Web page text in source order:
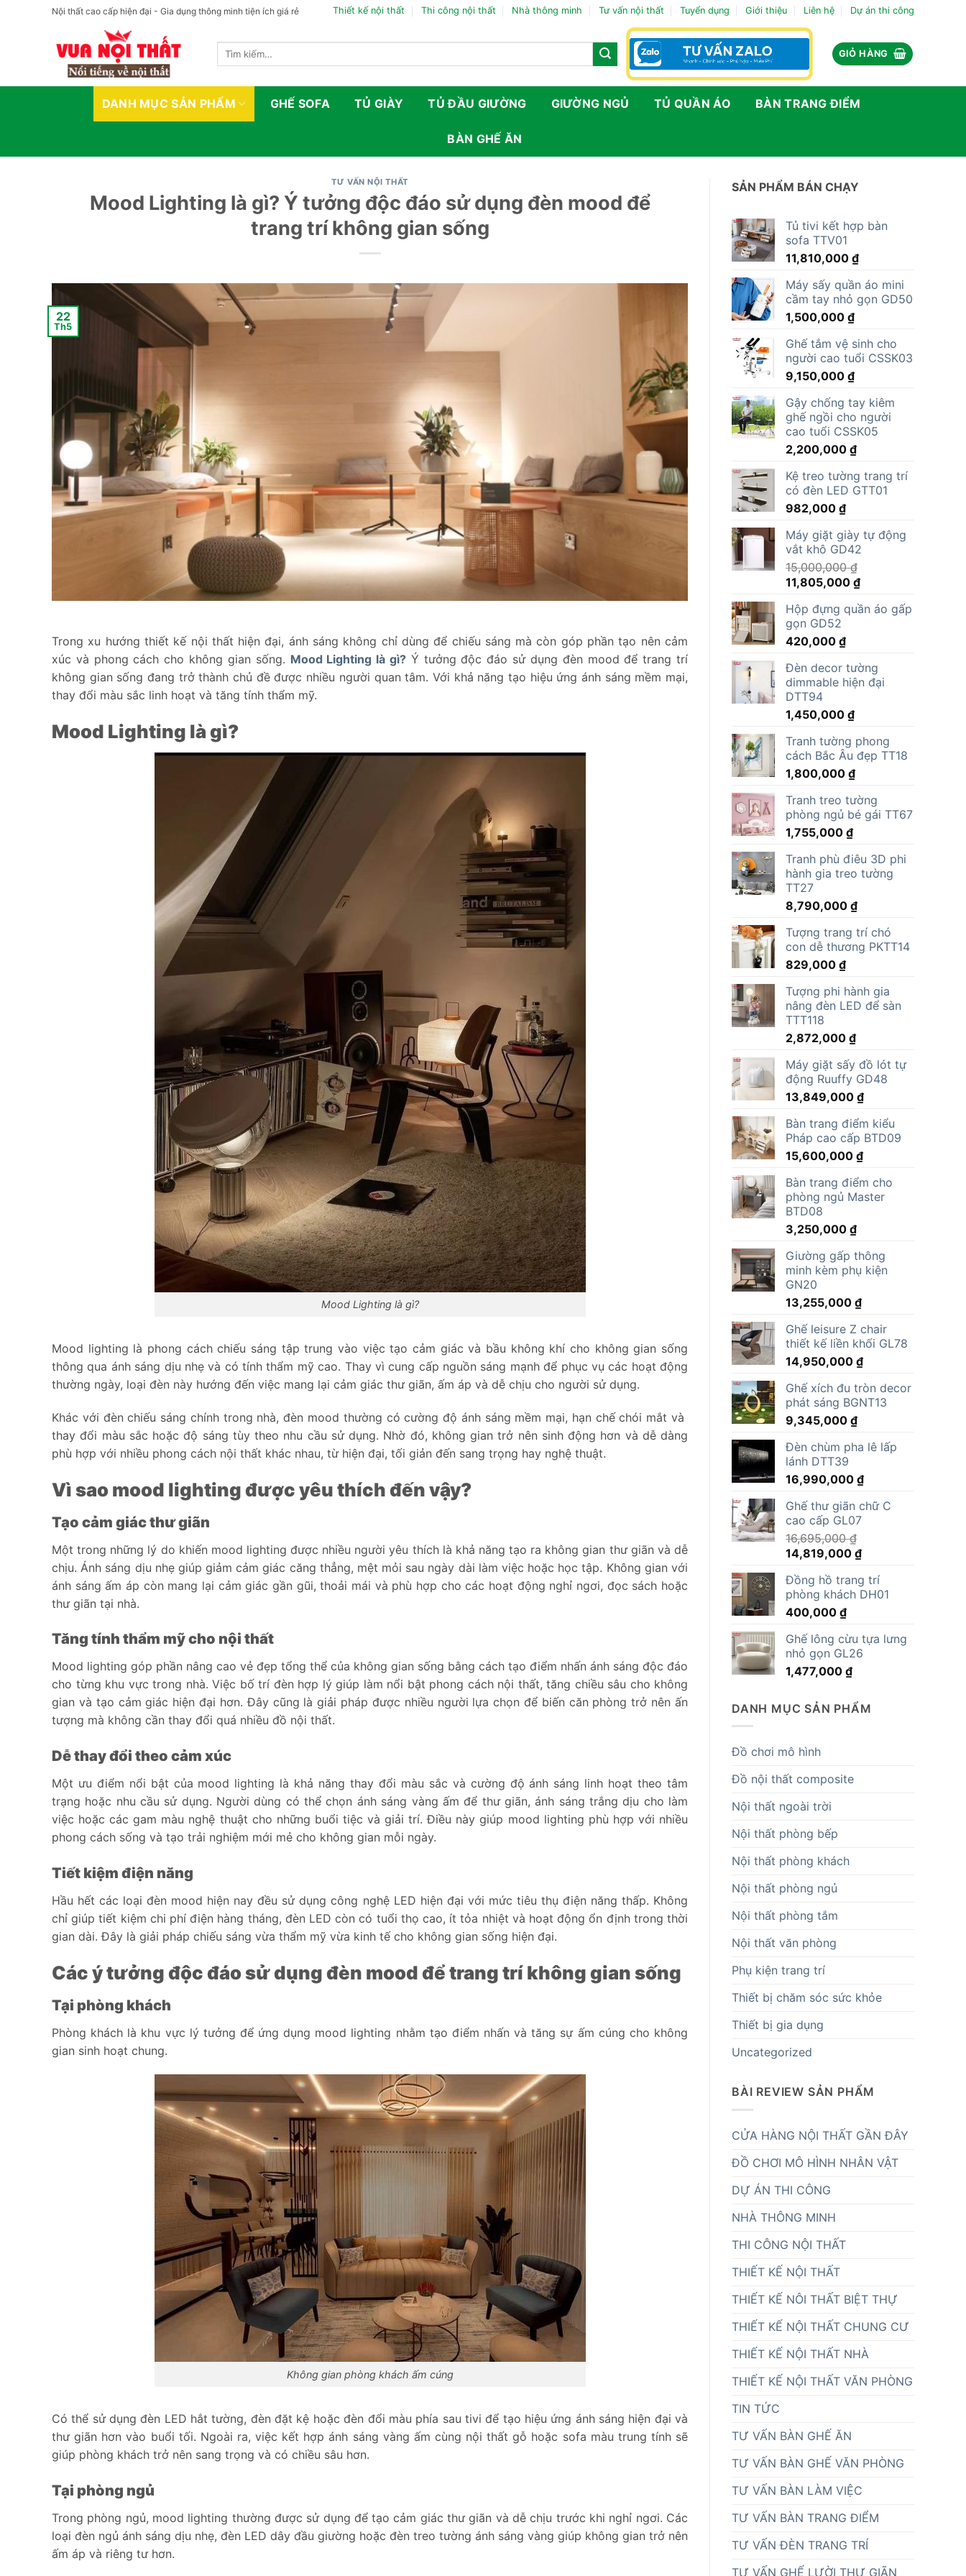
Nội thất cao cấp hiện đại - Gia dụng thông minh tiện ích giá rẻ Thiết kế nội thất Thi công nội thất Nhà thông minh Tư vấn nội thất Tuyển dụng Giới thiệu Liên hệ Dự án thi công
Tìm
GIỎ HÀNG
DANH MỤC SẢN PHẨM GHẾ SOFA TỦ GIÀY TỦ ĐẦU GIƯỜNG GIƯỜNG NGỦ TỦ QUẦN ÁO BÀN TRANG ĐIỂM
BÀN GHẾ ĂN
TƯ VẤN NỘI THẤT
Mood Lighting là gì? Ý tưởng độc đáo sử dụng đèn mood để
trang trí không gian sống
22
Th5
Trong xu hướng thiết kế nội thất hiện đại, ánh sáng không chỉ dùng để chiếu sáng mà còn góp phần tạo nên cảm
xúc và phong cách cho không gian sống. Mood Lighting là gì? Ý tưởng độc đáo sử dụng đèn mood để trang trí
không gian sống đang trở thành chủ đề được nhiều người quan tâm. Với khả năng tạo hiệu ứng ánh sáng mềm mại,
thay đổi màu sắc linh hoạt và tăng tính thẩm mỹ.
Mood Lighting là gì?
Mood Lighting là gì?
Mood lighting là phong cách chiếu sáng tập trung vào việc tạo cảm giác và bầu không khí cho không gian sống
thông qua ánh sáng dịu nhẹ và có tính thẩm mỹ cao. Thay vì cung cấp nguồn sáng mạnh để phục vụ các hoạt động
thường ngày, loại đèn này hướng đến việc mang lại cảm giác thư giãn, ấm áp và dễ chịu cho người sử dụng.
Khác với đèn chiếu sáng chính trong nhà, đèn mood thường có cường độ ánh sáng mềm mại, hạn chế chói mắt và
thay đổi màu sắc hoặc độ sáng tùy theo nhu cầu sử dụng. Nhờ đó, không gian trở nên sinh động hơn và dễ dàng
phù hợp với nhiều phong cách nội thất khác nhau, từ hiện đại, tối giản đến sang trọng hay nghệ thuật.
Vì sao mood lighting được yêu thích đến vậy?
Tạo cảm giác thư giãn
Một trong những lý do khiến mood lighting được nhiều người yêu thích là khả năng tạo ra không gian thư giãn và dễ
chịu. Ánh sáng dịu nhẹ giúp giảm cảm giác căng thẳng, mệt mỏi sau ngày dài làm việc hoặc học tập. Không gian với
ánh sáng ấm áp còn mang lại cảm giác gần gũi, thoải mái và phù hợp cho các hoạt động nghỉ ngơi, đọc sách hoặc
thư giãn tại nhà.
Tăng tính thẩm mỹ cho nội thất
Mood lighting góp phần nâng cao vẻ đẹp tổng thể của không gian sống bằng cách tạo điểm nhấn ánh sáng độc đáo
cho từng khu vực trong nhà. Việc bố trí đèn hợp lý giúp làm nổi bật phong cách nội thất, tăng chiều sâu cho không
gian và tạo cảm giác hiện đại hơn. Đây cũng là giải pháp được nhiều người lựa chọn để biến căn phòng trở nên ấn
tượng mà không cần thay đổi quá nhiều đồ nội thất.
Dễ thay đổi theo cảm xúc
Một ưu điểm nổi bật của mood lighting là khả năng thay đổi màu sắc và cường độ ánh sáng linh hoạt theo tâm
trạng hoặc nhu cầu sử dụng. Người dùng có thể chọn ánh sáng vàng ấm để thư giãn, ánh sáng trắng dịu cho làm
việc hoặc các gam màu nghệ thuật cho những buổi tiệc và giải trí. Điều này giúp mood lighting phù hợp với nhiều
phong cách sống và tạo trải nghiệm mới mẻ cho không gian mỗi ngày.
Tiết kiệm điện năng
Hầu hết các loại đèn mood hiện nay đều sử dụng công nghệ LED hiện đại với mức tiêu thụ điện năng thấp. Không
chỉ giúp tiết kiệm chi phí điện hàng tháng, đèn LED còn có tuổi thọ cao, ít tỏa nhiệt và hoạt động ổn định trong thời
gian dài. Đây là giải pháp chiếu sáng vừa thẩm mỹ vừa kinh tế cho không gian sống hiện đại.
Các ý tưởng độc đáo sử dụng đèn mood để trang trí không gian sống
Tại phòng khách
Phòng khách là khu vực lý tưởng để ứng dụng mood lighting nhằm tạo điểm nhấn và tăng sự ấm cúng cho không
gian sinh hoạt chung.
Không gian phòng khách ấm cúng
Có thể sử dụng đèn LED hắt tường, đèn đặt kệ hoặc đèn đổi màu phía sau tivi để tạo hiệu ứng ánh sáng hiện đại và
thư giãn hơn vào buổi tối. Ngoài ra, việc kết hợp ánh sáng vàng ấm cùng nội thất gỗ hoặc sofa màu trung tính sẽ
giúp phòng khách trở nên sang trọng và có chiều sâu hơn.
Tại phòng ngủ
Trong phòng ngủ, mood lighting thường được sử dụng để tạo cảm giác thư giãn và dễ chịu trước khi nghỉ ngơi. Các
loại đèn ngủ ánh sáng dịu nhẹ, đèn LED dây đầu giường hoặc đèn treo tường ánh sáng vàng giúp không gian trở nên
ấm áp và riêng tư hơn.
SẢN PHẨM BÁN CHẠY
Tủ tivi kết hợp bàn
sofa TTV01
11,810,000 ₫
Máy sấy quần áo mini
cầm tay nhỏ gọn GD50
1,500,000 ₫
Ghế tắm vệ sinh cho
người cao tuổi CSSK03
9,150,000 ₫
Gậy chống tay kiêm
ghế ngồi cho người
cao tuổi CSSK05
2,200,000 ₫
Kệ treo tường trang trí
có đèn LED GTT01
982,000 ₫
Máy giặt giày tự động
vắt khô GD42
15,000,000₫
Giá
là:
15,000,000 ₫.
11,805,000 ₫Giá
tại
Hộp đựng quần áo gấp
gọn GD52
420,000 ₫
Đèn decor tường
dimmable hiện đại
DTT94
1,450,000 ₫
Tranh tường phong
cách Bắc Âu đẹp TT18
1,800,000 ₫
Tranh treo tường
phòng ngủ bé gái TT67
1,755,000 ₫
Tranh phù điêu 3D phi
hành gia treo tường
TT27
8,790,000 ₫
Tượng trang trí chó
con dễ thương PKTT14
829,000 ₫
Tượng phi hành gia
nâng đèn LED để sàn
TTT118
2,872,000 ₫
Máy giặt sấy đồ lót tự
động Ruuffy GD48
13,849,000 ₫
Bàn trang điểm kiểu
Pháp cao cấp BTD09
15,600,000 ₫
Bàn trang điểm cho
phòng ngủ Master
BTD08
3,250,000 ₫
Giường gấp thông
minh kèm phụ kiện
GN20
13,255,000 ₫
Ghế leisure Z chair
thiết kế liền khối GL78
14,950,000 ₫
Ghế xích đu tròn decor
phát sáng BGNT13
9,345,000 ₫
Đèn chùm pha lê lấp
lánh DTT39
16,990,000 ₫
Ghế thư giãn chữ C
cao cấp GL07
16,695,000₫
Giá
là:
16,695,000 ₫.
14,819,000 ₫Giá
tại
là:
Đồng hồ trang trí
phòng khách DH01
400,000 ₫
Ghế lông cừu tựa lưng
nhỏ gọn GL26
1,477,000 ₫
DANH MỤC SẢN PHẨM
Đồ chơi mô hình
Đồ nội thất composite
Nội thất ngoài trời
Nội thất phòng bếp
Nội thất phòng khách
Nội thất phòng ngủ
Nội thất phòng tắm
Nội thất văn phòng
Phụ kiện trang trí
Thiết bị chăm sóc sức khỏe
Thiết bị gia dụng
Uncategorized
BÀI REVIEW SẢN PHẨM
CỬA HÀNG NỘI THẤT GẦN ĐÂY
ĐỒ CHƠI MÔ HÌNH NHÂN VẬT
DỰ ÁN THI CÔNG
NHÀ THÔNG MINH
THI CÔNG NỘI THẤT
THIẾT KẾ NỘI THẤT
THIẾT KẾ NÔI THẤT BIỆT THỰ
THIẾT KẾ NỘI THẤT CHUNG CƯ
THIẾT KẾ NỘI THẤT NHÀ
THIẾT KẾ NỘI THẤT VĂN PHÒNG
TIN TỨC
TƯ VẤN BÀN GHẾ ĂN
TƯ VẤN BÀN GHẾ VĂN PHÒNG
TƯ VẤN BÀN LÀM VIỆC
TƯ VẤN BÀN TRANG ĐIỂM
TƯ VẤN ĐÈN TRANG TRÍ
TƯ VẤN GHẾ LƯỜI THƯ GIÃN